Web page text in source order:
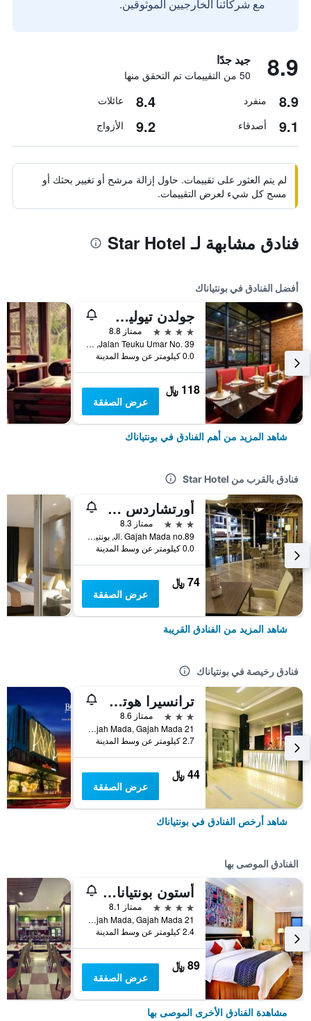
مع شركائنا الخارجيين الموثوقين.
8.9 جيد جدًا
50 من التقييمات تم التحقق منها
8.9 منفرد 8.4 عائلات
9.1 أصدقاء 9.2 الأزواج
لم يتم العثور على تقييمات. حاول إزالة مرشح أو تغيير بحثك أو
مسح كل شيء لعرض التقييمات.
فنادق مشابهة لـ Star Hotel
أفضل الفنادق في بونتياناك
جولدن تيوليب بونتياناك
4 نجوم
ممتاز 8.8
Jalan Teuku Umar No. 39, بونتياناك, إندونيسيا
0.0 كيلومتر عن وسط المدينة
118 ﷼
عرض الصفقة
شاهد المزيد من أهم الفنادق في بونتياناك
فنادق بالقرب من Star Hotel
أورتشاردس هوتل جاجامادا بونتياناك
3 نجوم
ممتاز 8.3
Jl. Gajah Mada no.89, بونتياناك, إندونيسيا
0.0 كيلومتر عن وسط المدينة
74 ﷼
عرض الصفقة
شاهد المزيد من الفنادق القريبة
فنادق رخيصة في بونتياناك
ترانسيرا هوتل بونتياناك
3 نجوم
ممتاز 8.6
Jl. Gajah Mada, Gajah Mada 21, بونتياناك, إندونيسيا
2.7 كيلومتر عن وسط المدينة
44 ﷼
عرض الصفقة
شاهد أرخص الفنادق في بونتياناك
الفنادق الموصى بها
أستون بونتياناك هوتل آند كونفينشن سنتر
4 نجوم
ممتاز 8.1
Jl. Gajah Mada, Gajah Mada 21, بونتياناك, إندونيسيا
2.4 كيلومتر عن وسط المدينة
89 ﷼
عرض الصفقة
مشاهدة الفنادق الأخرى الموصى بها